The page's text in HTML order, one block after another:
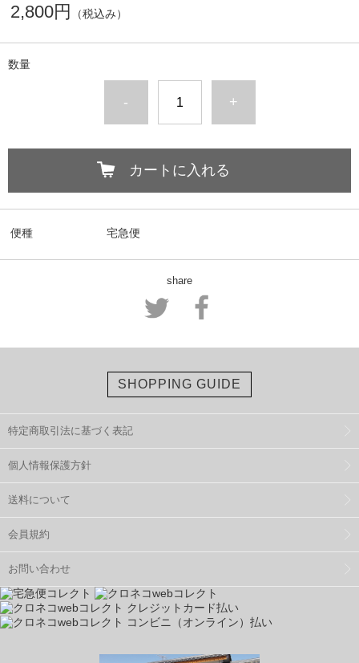
2,800円 （税込み）
数量
- +
カートに入れる
便種 宅急便
share
SHOPPING GUIDE
特定商取引法に基づく表記
個人情報保護方針
送料について
会員規約
お問い合わせ